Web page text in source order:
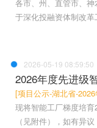
各市、州、直管市、
于深化投融资体制改
2026-05-19 08:59:50
2026年度先进级
[项目公示-湖北省-2026
现将智能工厂梯度培
（见附件），如有异